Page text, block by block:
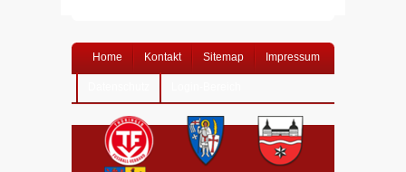
Home Kontakt Sitemap Impressum